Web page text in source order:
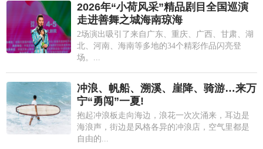
2026年“小荷风采”精品剧目全国巡演
走进善舞之城海南琼海
2场演出吸引了来自广东、重庆、广西、甘肃、湖
北、河南、海南等多地的34个精彩作品闪亮登
场。...
冲浪、帆船、溯溪、崖降、骑游…来万
宁“勇闯”一夏!
抱起冲浪板走向海边，浪花一次次涌来，耳边是
海浪声，街边是风格各异的冲浪店，空气里都是
自由的...